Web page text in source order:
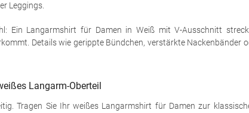
Leggings.
Ein Langarmshirt für Damen in Weiß mit V-Ausschnitt
Details wie gerippte Bündchen, verstärkte
Langarm-Oberteil
Tragen Sie Ihr weißes Langarmshirt für Damen zur